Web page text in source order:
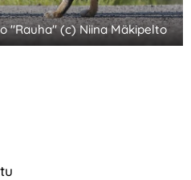
"Rauha" (c) Niina Mäkipelto